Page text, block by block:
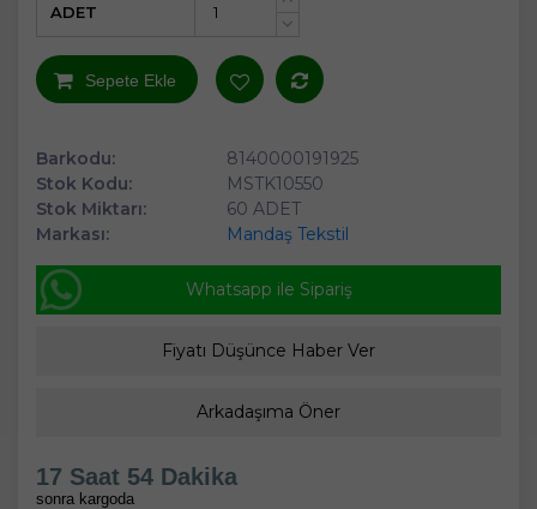
+
ADET
Sepete Ekle
Barkodu:
8140000191925
Stok Kodu:
MSTK10550
Stok Miktarı:
60 ADET
Markası:
Mandaş Tekstil
Whatsapp ile Sipariş
Fiyatı Düşünce Haber Ver
Arkadaşıma Öner
17 Saat 53 Dakika
sonra kargoda